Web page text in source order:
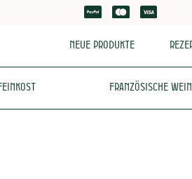
Neue Produkte
Französische